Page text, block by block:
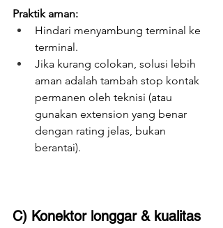
Praktik aman:
Hindari menyambung terminal ke
terminal.
Jika kurang colokan, solusi lebih
aman adalah tambah stop kontak
permanen oleh teknisi (atau
gunakan extension yang benar
dengan rating jelas, bukan
berantai).
C) Konektor longgar & kualitas